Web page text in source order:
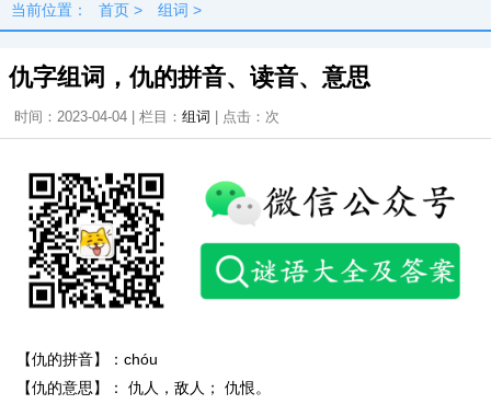
当前位置： 首页 > 组词 >
仇字组词，仇的拼音、读音、意思
时间：2023-04-04 | 栏目： 组词 | 点击： 次
【仇的拼音】：chóu
【仇的意思】： 仇人，敌人； 仇恨。